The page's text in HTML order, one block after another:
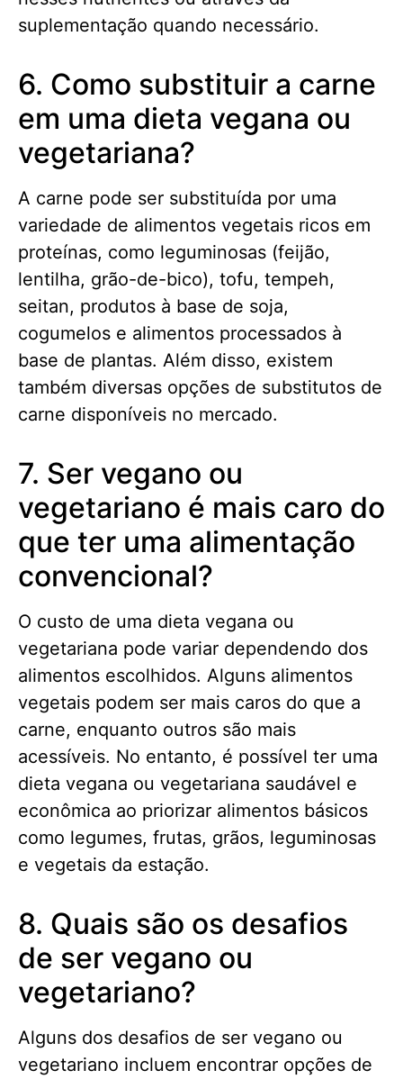
suplementação quando necessário.
6. Como substituir a carne
em uma dieta vegana ou
vegetariana?
A carne pode ser substituída por uma
variedade de alimentos vegetais ricos em
proteínas, como leguminosas (feijão,
lentilha, grão-de-bico), tofu, tempeh,
seitan, produtos à base de soja,
cogumelos e alimentos processados à
base de plantas. Além disso, existem
também diversas opções de substitutos de
carne disponíveis no mercado.
7. Ser vegano ou
vegetariano é mais caro do
que ter uma alimentação
convencional?
O custo de uma dieta vegana ou
vegetariana pode variar dependendo dos
alimentos escolhidos. Alguns alimentos
vegetais podem ser mais caros do que a
carne, enquanto outros são mais
acessíveis. No entanto, é possível ter uma
dieta vegana ou vegetariana saudável e
econômica ao priorizar alimentos básicos
como legumes, frutas, grãos, leguminosas
e vegetais da estação.
8. Quais são os desafios
de ser vegano ou
vegetariano?
Alguns dos desafios de ser vegano ou
vegetariano incluem encontrar opções de